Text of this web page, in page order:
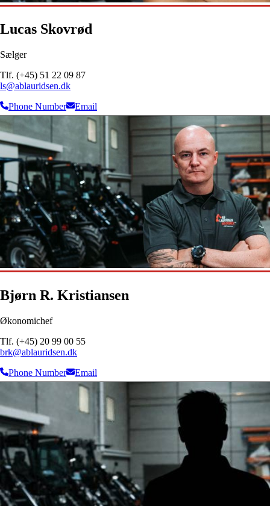
Lucas Skovrød
Sælger
Tlf. (+45) 51 22 09 87
ls@ablauridsen.dk
Phone Number
Email
Bjørn R. Kristiansen
Økonomichef
Tlf. (+45) 20 99 00 55
brk@ablauridsen.dk
Phone Number
Email